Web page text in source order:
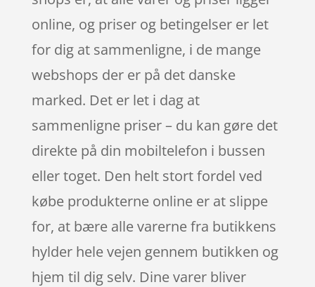
online, og priser og betingelser er let
for dig at sammenligne, i de mange
webshops der er på det danske
marked. Det er let i dag at
sammenligne priser – du kan gøre det
direkte på din mobiltelefon i bussen
eller toget. Den helt stort fordel ved
købe produkterne online er at slippe
for, at bære alle varerne fra butikkens
hylder hele vejen gennem butikken og
hjem til dig selv. Dine varer bliver